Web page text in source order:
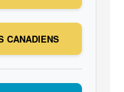
CANADIENS